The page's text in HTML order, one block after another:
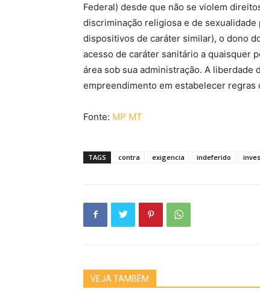
Federal) desde que não se violem
discriminação religiosa e de
dispositivos de caráter similar), o dono
acesso de caráter sanitário a quaisquer
área sob sua administração. A liberdade
empreendimento em estabelecer regras
Fonte: MP MT
TAGS contra exigencia indeferido
VEJA TAMBÉM